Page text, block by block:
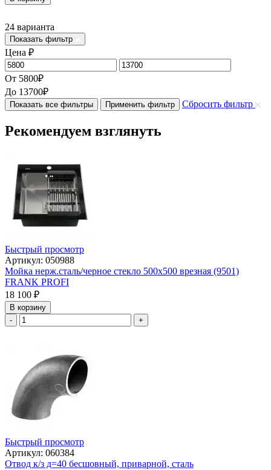
24 варианта
Показать фильтр
Цена ₽
От 5800₽
До 13700₽
Показать все фильтры Применить фильтр Сбросить фильтр
Рекомендуем взглянуть
Быстрый просмотр
Артикул: 050988
Мойка нерж.сталь/черное стекло 500х500 врезная (9501)
FRANK PROFI
18 100 ₽
В корзину
-
+
Быстрый просмотр
Артикул: 060384
Отвод к/з д=40 бесшовный, приварной, сталь